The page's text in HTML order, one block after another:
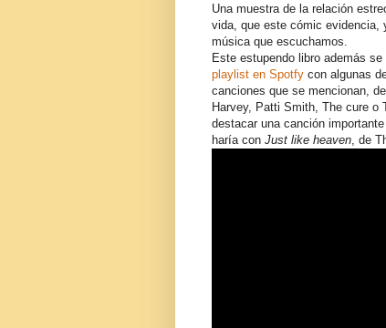
Una muestra de la relación
vida, que este cómic evidencia,
música que escuchamos.
Este estupendo libro además se
playlist en Spotfy con algunas
canciones que se mencionan,
Harvey, Patti Smith, The cure o
destacar una canción
haría con Just like heaven , de